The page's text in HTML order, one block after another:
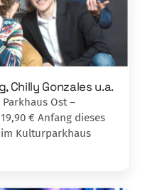
Chilly Gonzales u.a.
Ost –
€ Anfang dieses
Kulturparkhaus